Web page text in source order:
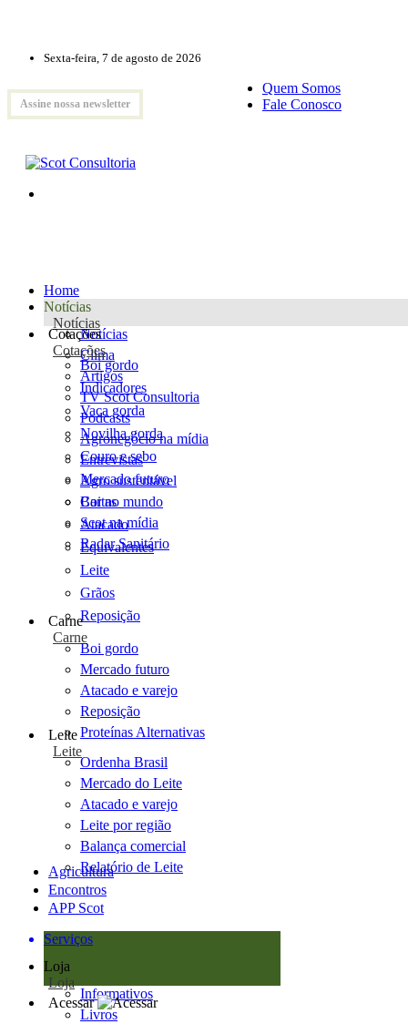
Sexta-feira, 7 de agosto de 2026
Assine nossa newsletter
Quem Somos
Fale Conosco
Home
Notícias
Notícias
Notícias
Clima
Artigos
TV Scot Consultoria
Podcasts
Agronegócio na mídia
Entrevistas
Agro sustentável
Cartas
Scot na mídia
Radar Sanitário
Cotações
Cotações
Boi gordo
Indicadores
Vaca gorda
Novilha gorda
Couro e sebo
Mercado futuro
Boi no mundo
Atacado
Equivalentes
Leite
Grãos
Reposição
Carne
Carne
Boi gordo
Mercado futuro
Atacado e varejo
Reposição
Proteínas Alternativas
Leite
Leite
Ordenha Brasil
Mercado do Leite
Atacado e varejo
Leite por região
Balança comercial
Relatório de Leite
Agricultura
Encontros
APP Scot
Serviços
Loja
Loja
Informativos
Livros
Acessar